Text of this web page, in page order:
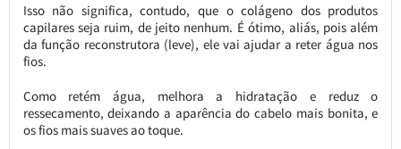
Isso não significa, contudo, que o colágeno dos produtos
capilares seja ruim, de jeito nenhum. É ótimo, aliás, pois além
da função reconstrutora (leve), ele vai ajudar a reter água nos
fios.
Como retém água, melhora a hidratação e reduz o
ressecamento, deixando a aparência do cabelo mais bonita, e
os fios mais suaves ao toque.